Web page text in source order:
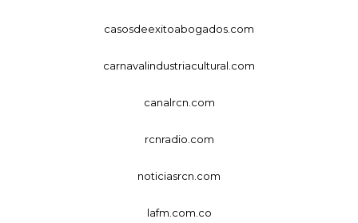
casosdeexitoabogados.com
carnavalindustriacultural.com
canalrcn.com
rcnradio.com
noticiasrcn.com
lafm.com.co